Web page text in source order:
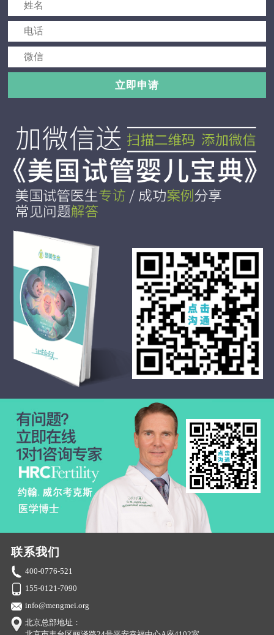
立即申请
联系我们
400-0776-521
155-0121-7090
info@mengmei.org
北京总部地址：